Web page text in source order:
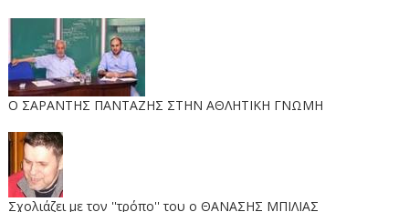
O ΣΑΡΑΝΤΗΣ ΠΑΝΤΑΖΗΣ ΣΤΗΝ ΑΘΛΗΤΙΚΗ ΓΝΩΜΗ
Σχολιάζει με τον ''τρόπο'' του ο ΘΑΝΑΣΗΣ ΜΠΙΛΙΑΣ